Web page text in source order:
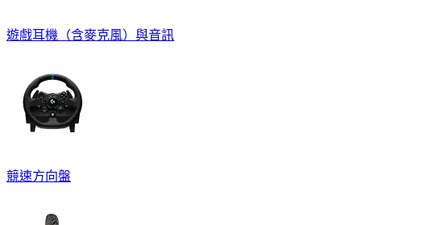
遊戲耳機（含麥克風）與音訊
競速方向盤